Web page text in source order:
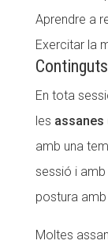
Aprendre a
Exercitar la
Continguts
En tota
les assanes
amb una
sessió i amb
postura amb
Moltes